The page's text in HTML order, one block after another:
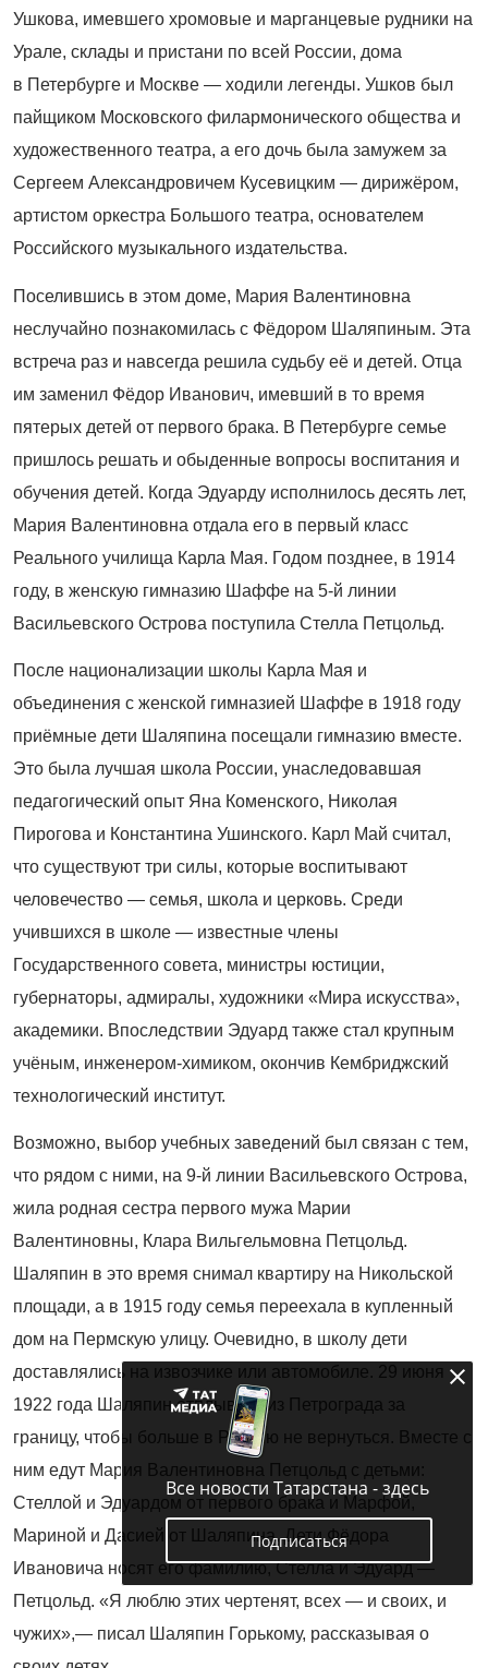
Ушкова, имевшего хромовые и марганцевые рудники на
Урале, склады и пристани по всей России, дома
в Петербурге и Москве — ходили легенды. Ушков был
пайщиком Московского филармонического общества и
художественного театра, а его дочь была замужем за
Сергеем Александровичем Кусевицким — дирижёром,
артистом оркестра Большого театра, основателем
Российского музыкального издательства.
Поселившись в этом доме, Мария Валентиновна
неслучайно познакомилась с Фёдором Шаляпиным. Эта
встреча раз и навсегда решила судьбу её и детей. Отца
им заменил Фёдор Иванович, имевший в то время
пятерых детей от первого брака. В Петербурге семье
пришлось решать и обыденные вопросы воспитания и
обуче­ния детей. Когда Эдуарду исполнилось десять лет,
Мария Валентиновна отдала его в первый класс
Реального училища Карла Мая. Годом позднее, в 1914
году, в женскую гимназию Шаффе на 5-й линии
Васильевского Острова поступила Стелла Петцольд.
После национализации школы Карла Мая и
объединения с женской гимназией Шаффе в 1918 году
приёмные дети Шаляпина посещали гимназию вместе.
Это была лучшая школа России, унаследовавшая
педагогический опыт Яна Коменского, Николая
Пирогова и Константина Ушинского. Карл Май считал,
что существуют три силы, которые воспитывают
человечество — семья, школа и церковь. Среди
учившихся в школе — известные члены
Государственного совета, министры юстиции,
губернаторы, адмиралы, художники «Мира искусства»,
академики. Впоследствии Эдуард также стал крупным
учёным, инженером-химиком, окончив Кембриджский
технологический институт.
Возможно, выбор учебных заведений был связан с тем,
что рядом с ними, на 9-й линии Васильевского Острова,
жила родная сестра первого мужа Марии
Валентиновны, Клара Вильгельмовна Петцольд.
Шаляпин в это время снимал квартиру на Никольской
площади, а в 1915 году семья переехала в купленный
дом на Пермскую улицу. Очевидно, в школу дети
доставлялись на извозчике или автомобиле. 29 июня
1922 года Шаляпин отплывает из Петрограда за
границу, чтобы больше в Россию не вернуться. Вместе с
ним едут Мария Валентиновна Петцольд с детьми:
Стеллой и Эдуардом от первого брака и Марфой,
Мариной и Дасией от Шаляпина. Дети Фёдора
Ивановича носят его фамилию, Стелла и Эдуард —
Петцольд. «Я люблю этих чертенят, всех — и своих, и
чужих»,— писал Шаляпин Горькому, рассказывая о
Все новости Татарстана - здесь
Подписаться